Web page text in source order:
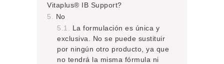
Vitaplus® IB Support?
No
La formulación es única y
exclusiva. No se puede sustituir
por ningún otro producto, ya que
no tendrá la misma fórmula ni